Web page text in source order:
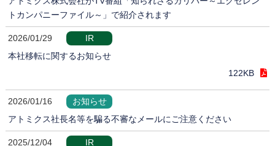
トカンパニーファイル～」で紹介されます
2026/01/29
IR
本社移転に関するお知らせ
122KB
2026/01/16
お知らせ
アトミクス社長名等を騙る不審なメールにご注意ください
2025/12/04
IR